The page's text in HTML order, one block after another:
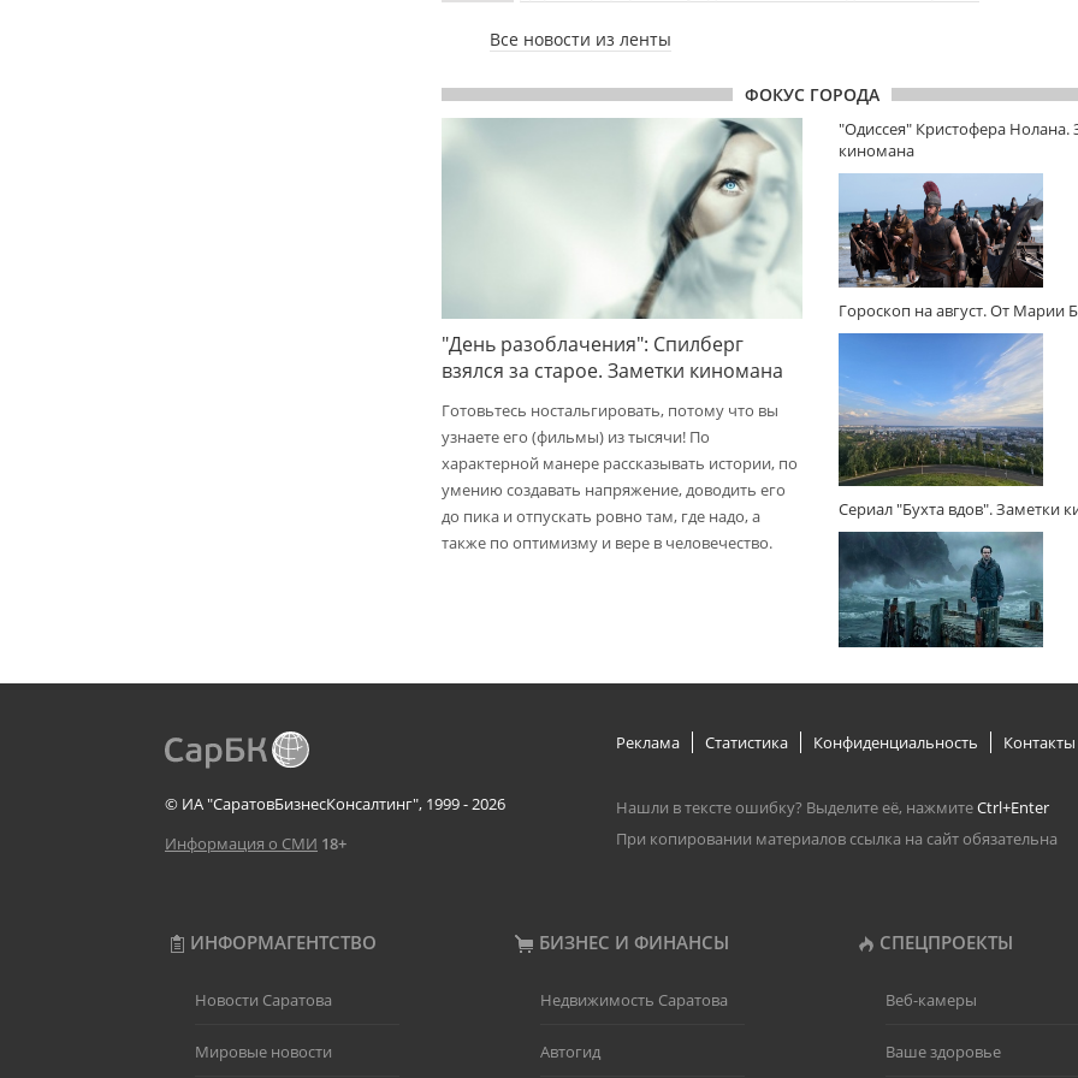
Все новости из ленты
ФОКУС ГОРОДА
"День разоблачения": Спилберг
взялся за старое. Заметки киномана
Готовьтесь ностальгировать, потому что вы
узнаете его (фильмы) из тысячи! По
характерной манере рассказывать истории, по
умению создавать напряжение, доводить его
до пика и отпускать ровно там, где надо, а
также по оптимизму и вере в человечество.
"Одиссея" Кристофера Нолана.
киномана
Гороскоп на август. От Марии
Сериал "Бухта вдов". Заметки
© ИА "СаратовБизнесКонсалтинг", 1999 - 2026
Информация о СМИ 18+
Реклама Статистика Конфиденциальность Контакты
Нашли в тексте ошибку? Выделите её, нажмитеCtrl+Enter
При копировании материалов ссылка на сайт обязательна
ИНФОРМАГЕНТСТВО БИЗНЕС И ФИНАНСЫ СПЕЦПРОЕКТЫ
Новости Саратова
Мировые новости
Недвижимость Саратова
Автогид
Веб-камеры
Ваше здоровье